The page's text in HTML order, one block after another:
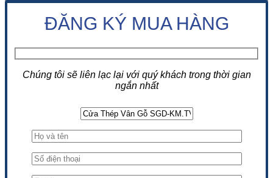
ĐĂNG KÝ MUA HÀNG
Chúng tôi sẽ liên lạc lại với quý khách trong thời gian
ngắn nhất